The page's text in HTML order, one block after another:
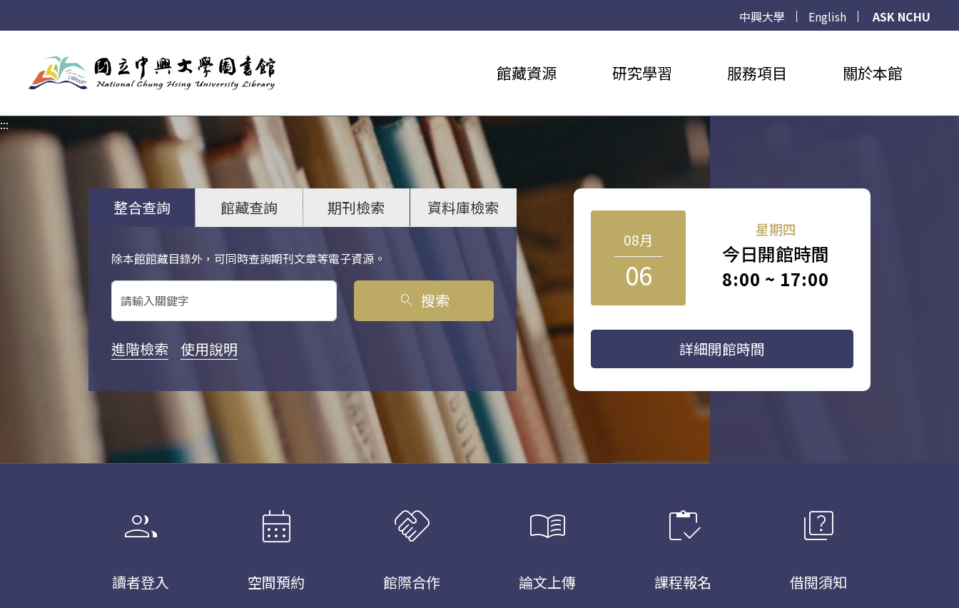
中興大學 English
ASK NCHU
館藏資源 研究學習 服務項目 關於本館
:::
整合查詢 館藏查詢 期刊檢索 資料庫檢索
除本館館藏目錄外，可同時查詢期刊文章等電子資源。
關鍵字搜尋
search 搜索
進階檢索 使用說明
08月
06
星期四
今日開館時間
8:00 ~ 17:00
詳細開館時間
group
讀者登入
calendar_month
空間預約
handshake
館際合作
menu_book
論文上傳
inventory
課程報名
quiz
借閱須知